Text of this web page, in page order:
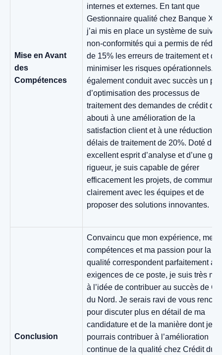
Mise en Avant
des
Compétences
internes et externes. En tant que
Gestionnaire qualité chez Banque
j’ai mis en place un système de suivi
non-conformités qui a permis de
de 15% les erreurs de traitement et de
minimiser les risques opérationnels.
également conduit avec succès un
d’optimisation des processus de
traitement des demandes de crédit qui
abouti à une amélioration de la
satisfaction client et à une réduction
délais de traitement de 20%. Doté d’un
excellent esprit d’analyse et d’une
rigueur, je suis capable de gérer
efficacement les projets, de
clairement avec les équipes et de
proposer des solutions innovantes.
Conclusion
Convaincu que mon expérience, mes
compétences et ma passion pour la
qualité correspondent parfaitement
exigences de ce poste, je suis très
à l’idée de contribuer au succès de
du Nord. Je serais ravi de vous
pour discuter plus en détail de ma
candidature et de la manière dont je
pourrais contribuer à l’amélioration
continue de la qualité chez Crédit du